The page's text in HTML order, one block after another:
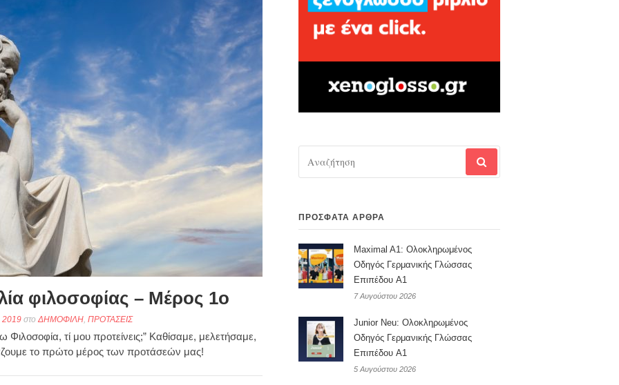
φιλοσοφίας – Μέρος 1ο
2019 στο ΔΗΜΟΦΙΛΗ, ΠΡΟΤΑΣΕΙΣ
τί μου προτείνεις;” Καθίσαμε, μελετήσαμε,
το πρώτο μέρος των προτάσεών μας!
για:
ΠΡΌΣΦΑΤΑ ΆΡΘΡΑ
Maximal A1: Ολοκληρωμένος
Οδηγός Γερμανικής Γλώσσας
Επιπέδου A1
7 Αυγούστου 2026
Junior Neu: Ολοκληρωμένος
Οδηγός Γερμανικής Γλώσσας
Επιπέδου A1
5 Αυγούστου 2026